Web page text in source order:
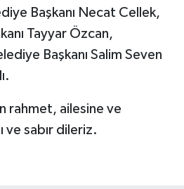
Başkanı Necat Cellek,
Tayyar Özcan,
Başkanı Salim Seven
rahmet, ailesine ve
ve sabır dileriz.